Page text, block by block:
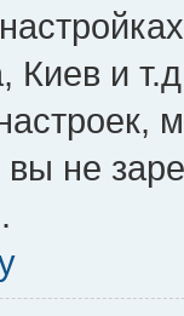
Киев и
не